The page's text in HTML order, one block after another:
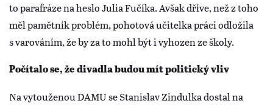
to parafráze na heslo Julia Fučíka. Avšak dříve, než z toho
měl pamětník problém, pohotová učitelka práci odložila
s varováním, že by za to mohl být i vyhozen ze školy.
Počítalo se, že divadla budou mít politický vliv
Na vytouženou DAMU se Stanislav Zindulka dostal na